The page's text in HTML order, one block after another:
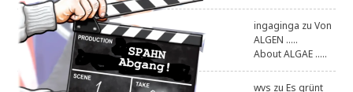
ingaginga zuVon
ALGEN .....
About ALGAE .....
wvs zuEs grünt